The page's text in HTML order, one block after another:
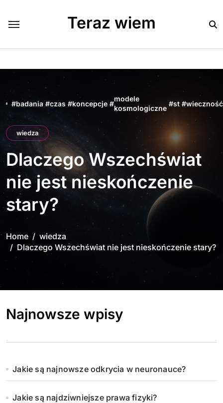
content
Teraz wiem
#badania #czas #koncepcje #
modele
kosmologiczne
#st #wieczność
wiedza
Dlaczego Wszechświat
nie jest nieskończenie
stary?
Home
wiedza
Dlaczego Wszechświat nie jest nieskończenie stary?
Najnowsze wpisy
Jakie są najnowsze odkrycia w neuronauce?
Jakie są najdziwniejsze prawa fizyki?